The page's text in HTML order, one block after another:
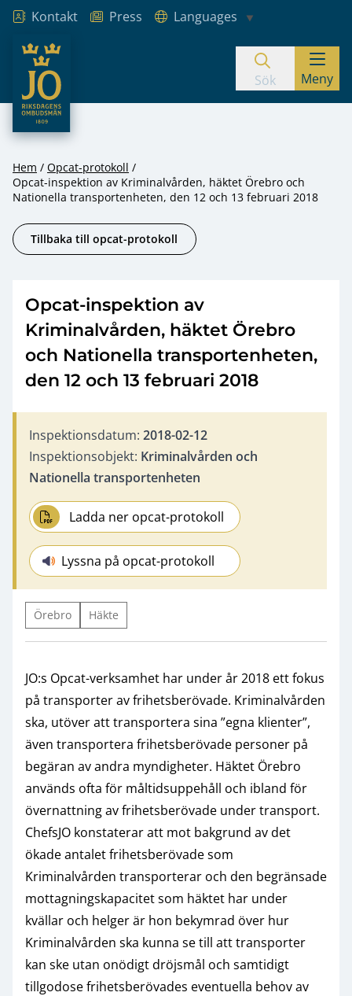
Hoppa till innehåll
Kontakt Press
Languages
JO – Riksdagens Ombudsmän
Sök Meny
Hem
Opcat-protokoll
Opcat-inspektion av Kriminalvården, häktet Örebro och
Nationella transportenheten, den 12 och 13 februari 2018
Tillbaka till opcat-protokoll
Opcat-inspektion av
Kriminalvården, häktet Örebro
och Nationella transportenheten,
den 12 och 13 februari 2018
Inspektionsdatum: 2018-02-12
Inspektionsobjekt: Kriminalvården och
Nationella transportenheten
Ladda ner opcat-protokoll
Lyssna på opcat-protokoll
Örebro Häkte
JO:s Opcat-verksamhet har under år 2018 ett fokus
på transporter av frihetsberövade. Kriminalvården
ska, utöver att transportera sina ”egna klienter”,
även transportera frihetsberövade personer på
begäran av andra myndigheter. Häktet Örebro
används ofta för måltidsuppehåll och ibland för
övernattning av frihetsberövade under transport.
ChefsJO konstaterar att mot bakgrund av det
ökade antalet frihetsberövade som
Kriminalvården transporterar och den begränsade
mottagningskapacitet som häktet har under
kvällar och helger är hon bekymrad över hur
Kriminalvården ska kunna se till att transporter
kan ske utan onödigt dröjsmål och samtidigt
tillgodose frihetsberövades eventuella behov av